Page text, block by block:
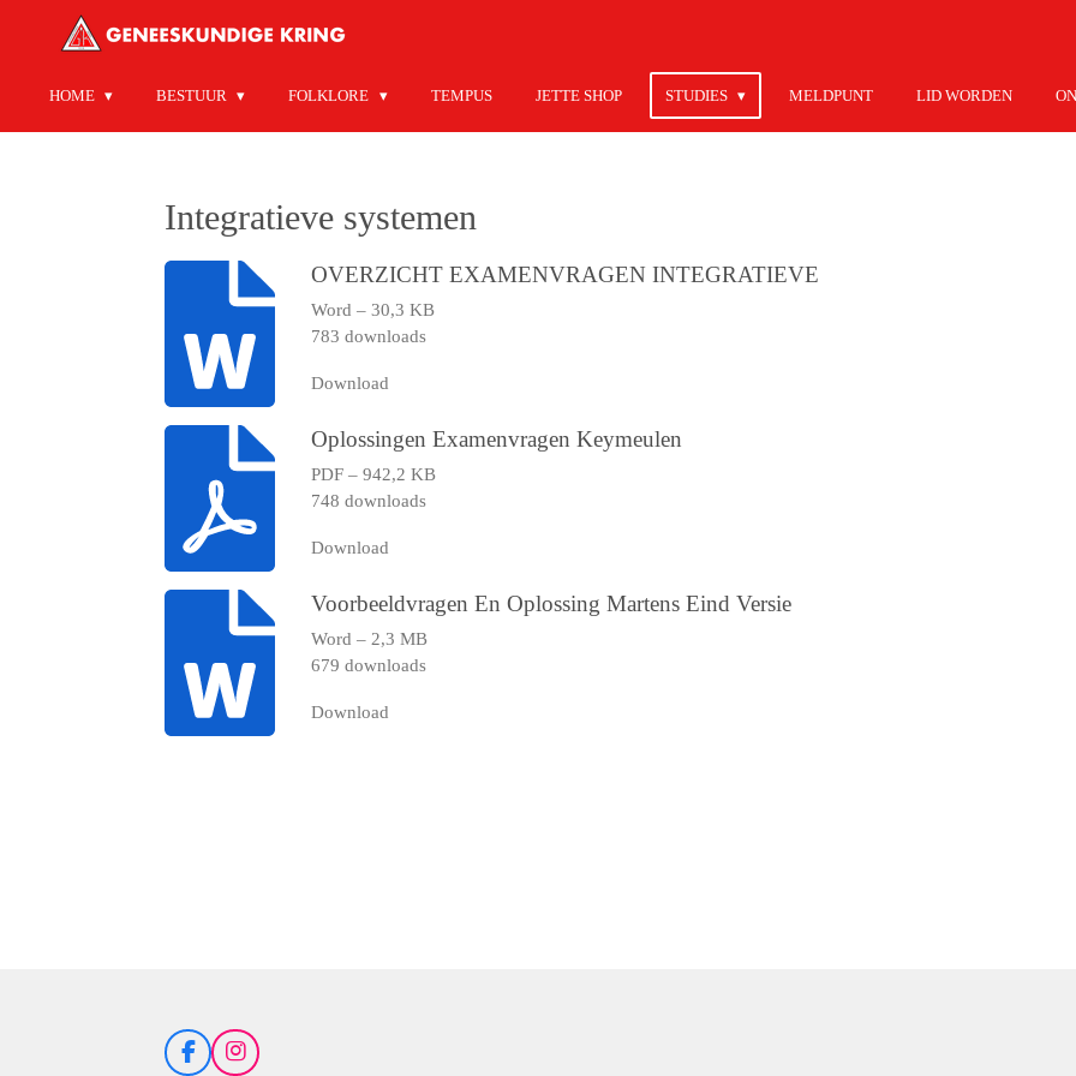
HOME BESTUUR FOLKLORE TEMPUS JETTE SHOP STUDIES MELDPUNT LID WORDEN
Integratieve systemen
OVERZICHT EXAMENVRAGEN INTEGRATIEVE
Word – 30,3 KB
783 downloads
Download
Oplossingen Examenvragen Keymeulen
PDF – 942,2 KB
748 downloads
Download
Voorbeeldvragen En Oplossing Martens Eind Versie
Word – 2,3 MB
679 downloads
Download
F
I